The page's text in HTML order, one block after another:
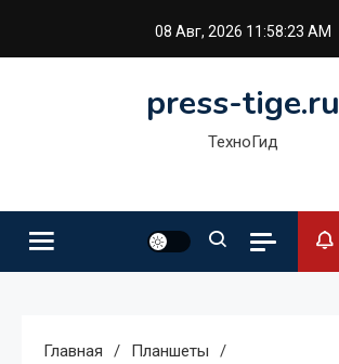
08 Авг, 2026 11:58:23 AM
press-tige.ru
ТехноГид
Главная
Планшеты